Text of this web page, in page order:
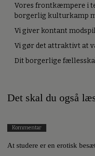
Vores frontkæmpere i
borgerlig kulturkamp
Vi giver kontant
Vi gør det attraktivt at
Dit borgerlige
Det skal du også
Kommentar
At studere er en erotisk